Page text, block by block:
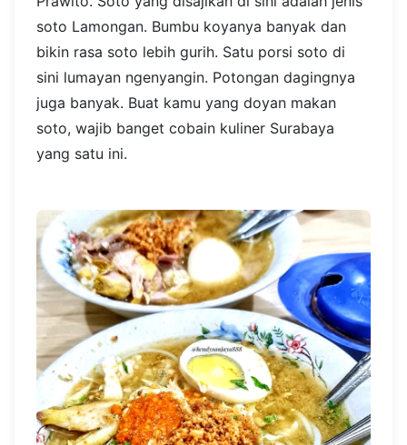
Photo source: Indra A./Google Review
Lokasi: Jl. Mayjen Sungkono No.86, Gn. Sari,
Kec. Dukuhpakis, Surabaya
10. Soto Ayam Pak Prawito
sahur di Surabaya adalah Soto Ayam Pak
Prawito. Soto yang disajikan di sini adalah jenis
soto Lamongan. Bumbu koyanya banyak dan
bikin rasa soto lebih gurih. Satu porsi soto di
sini lumayan ngenyangin. Potongan dagingnya
juga banyak. Buat kamu yang doyan makan
soto, wajib banget cobain kuliner Surabaya
yang satu ini.